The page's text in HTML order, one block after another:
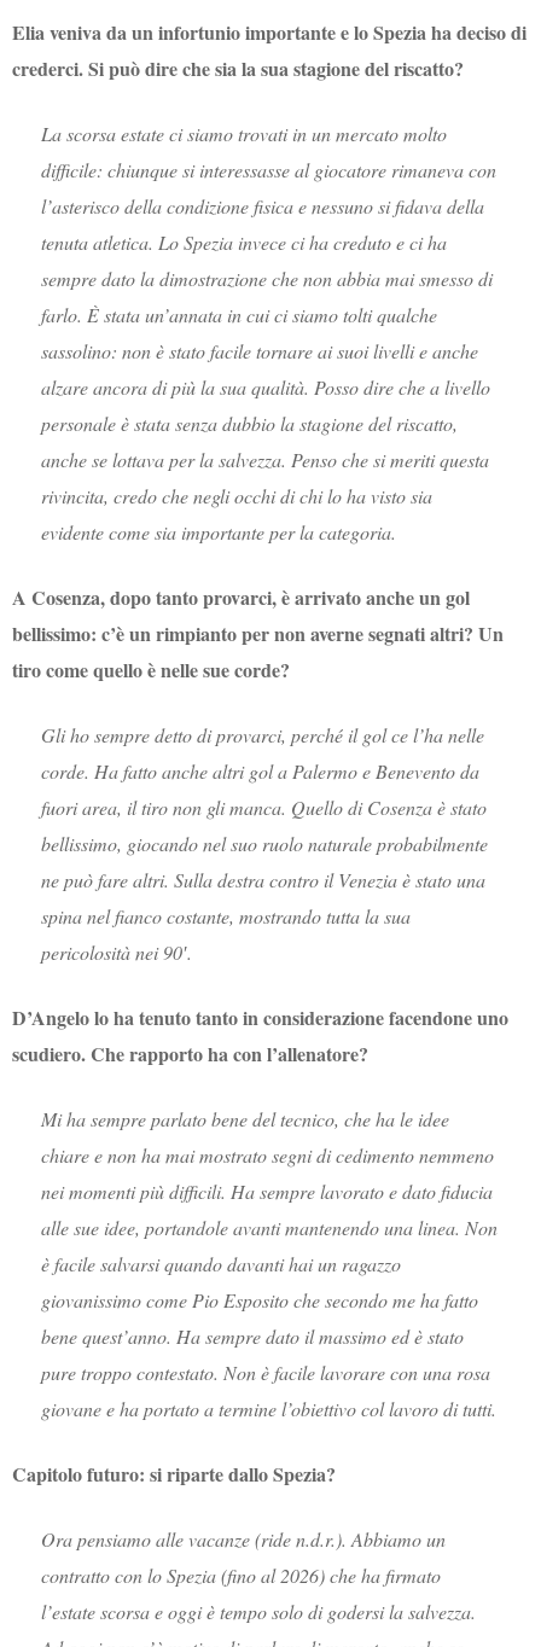
Elia veniva da un infortunio importante e lo Spezia ha deciso di
crederci. Si può dire che sia la sua stagione del riscatto?
La scorsa estate ci siamo trovati in un mercato molto
difficile: chiunque si interessasse al giocatore rimaneva con
l’asterisco della condizione fisica e nessuno si fidava della
tenuta atletica. Lo Spezia invece ci ha creduto e ci ha
sempre dato la dimostrazione che non abbia mai smesso di
farlo. È stata un’annata in cui ci siamo tolti qualche
sassolino: non è stato facile tornare ai suoi livelli e anche
alzare ancora di più la sua qualità. Posso dire che a livello
personale è stata senza dubbio la stagione del riscatto,
anche se lottava per la salvezza. Penso che si meriti questa
rivincita, credo che negli occhi di chi lo ha visto sia
evidente come sia importante per la categoria.
A Cosenza, dopo tanto provarci, è arrivato anche un gol
bellissimo: c’è un rimpianto per non averne segnati altri? Un
tiro come quello è nelle sue corde?
Gli ho sempre detto di provarci, perché il gol ce l’ha nelle
corde. Ha fatto anche altri gol a Palermo e Benevento da
fuori area, il tiro non gli manca. Quello di Cosenza è stato
bellissimo, giocando nel suo ruolo naturale probabilmente
ne può fare altri. Sulla destra contro il Venezia è stato una
spina nel fianco costante, mostrando tutta la sua
pericolosità nei 90′.
D’Angelo lo ha tenuto tanto in considerazione facendone uno
scudiero. Che rapporto ha con l’allenatore?
Mi ha sempre parlato bene del tecnico, che ha le idee
chiare e non ha mai mostrato segni di cedimento nemmeno
nei momenti più difficili. Ha sempre lavorato e dato fiducia
alle sue idee, portandole avanti mantenendo una linea. Non
è facile salvarsi quando davanti hai un ragazzo
giovanissimo come Pio Esposito che secondo me ha fatto
bene quest’anno. Ha sempre dato il massimo ed è stato
pure troppo contestato. Non è facile lavorare con una rosa
giovane e ha portato a termine l’obiettivo col lavoro di tutti.
Capitolo futuro: si riparte dallo Spezia?
Ora pensiamo alle vacanze (ride n.d.r.). Abbiamo un
contratto con lo Spezia (fino al 2026) che ha firmato
l’estate scorsa e oggi è tempo solo di godersi la salvezza.